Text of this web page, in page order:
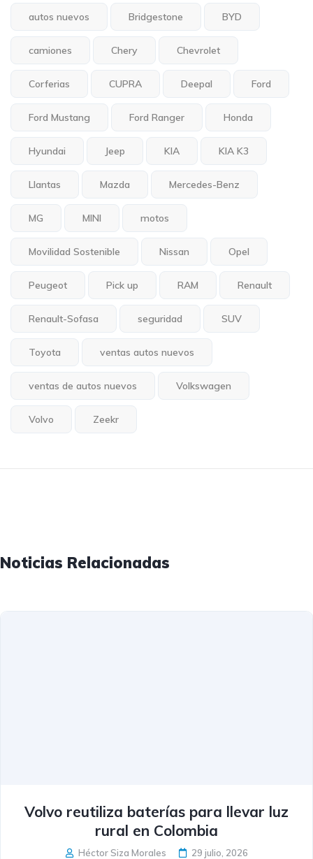
autos nuevos Bridgestone BYD
camiones Chery Chevrolet
Corferias CUPRA Deepal Ford
Ford Mustang Ford Ranger Honda
Hyundai Jeep KIA KIA K3
Llantas Mazda Mercedes-Benz
MG MINI motos
Movilidad Sostenible Nissan Opel
Peugeot Pick up RAM Renault
Renault-Sofasa seguridad SUV
Toyota ventas autos nuevos
ventas de autos nuevos Volkswagen
Volvo Zeekr
Noticias Relacionadas
Volvo reutiliza baterías para llevar luz
rural en Colombia
Héctor Siza Morales 29 julio, 2026